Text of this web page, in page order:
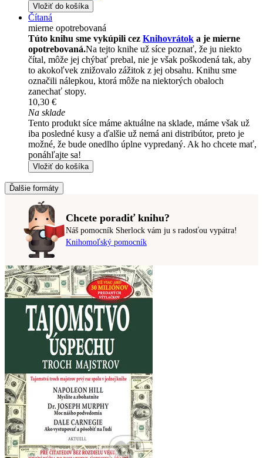
Vložiť do košíka
Čítaná
mierne opotrebovaná
Túto knihu sme vykúpili cez Knihovrátok a je mierne
opotrebovaná.Na tejto knihe už síce poznať, že ju niekto
čítal, môže jej chýbať prebal, nie je však poškodená tak, aby
to akokoľvek znižovalo zážitok z jej obsahu. Knihu sme
označili nálepkou, ktorá môže na niektorých obaloch
zanechať stopy.
10,30 €
Na sklade
Tento produkt síce máme aktuálne na sklade, máme však už
iba posledné kusy a ďalšie už nemá ani distribútor, preto je
možné, že bude onedlho úplne vypredaný. Ak ho chcete mať,
ponáhľajte sa!
Vložiť do košíka
Ďalšie formáty
Chcete poradiť knihu?
Náš pomocník Sherlock vám ju s radosťou vypátra!
Knihomoľský pomocník